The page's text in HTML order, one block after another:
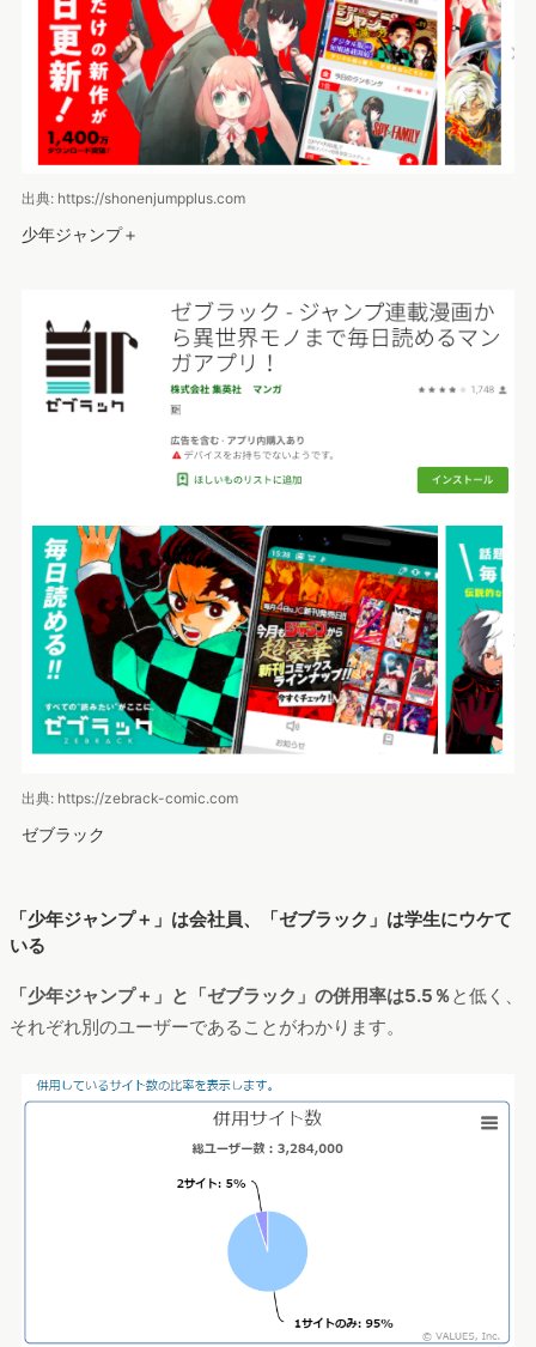
出典: https://shonenjumpplus.com
少年ジャンプ＋
出典: https://zebrack-comic.com
ゼブラック
「少年ジャンプ＋」は会社員、「ゼブラック」は学生にウケて
いる
「少年ジャンプ＋」と「ゼブラック」の併用率は5.5％と低く、
それぞれ別のユーザーであることがわかります。